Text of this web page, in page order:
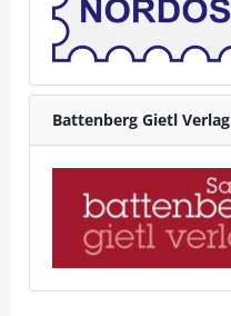
Battenberg Gietl Verlag